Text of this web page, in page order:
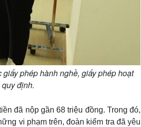
phép hành nghề, giấy phép hoạt
định.
đã nộp gần 68 triệu đồng. Trong đó,
vi phạm trên, đoàn kiểm tra đã yêu